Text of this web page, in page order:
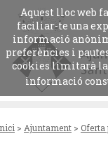
Aquest lloc web
faciliar-te una
informació
preferències i
cookies limitarà
informació
> Ajuntament > Oferta